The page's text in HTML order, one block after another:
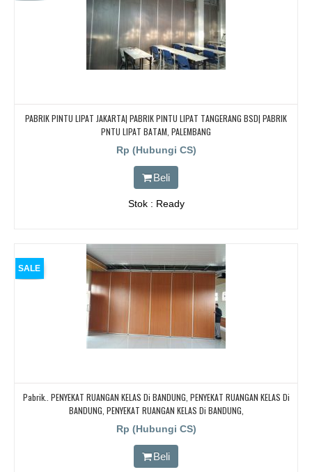
PABRIK PINTU LIPAT JAKARTA| PABRIK PINTU LIPAT TANGERANG BSD| PABRIK
PNTU LIPAT BATAM, PALEMBANG
Rp (Hubungi CS)
Beli
Stok : Ready
SALE
Pabrik.. PENYEKAT RUANGAN KELAS Di BANDUNG, PENYEKAT RUANGAN KELAS Di
BANDUNG, PENYEKAT RUANGAN KELAS Di BANDUNG,
Rp (Hubungi CS)
Beli